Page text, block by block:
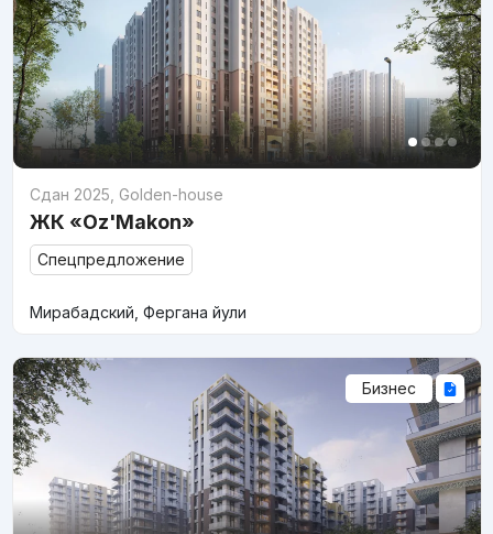
Сдан 2025 Golden-house
ЖК «Oz'Makon»
Спецпредложение
Мирабадский, Фергана йули
Бизнес